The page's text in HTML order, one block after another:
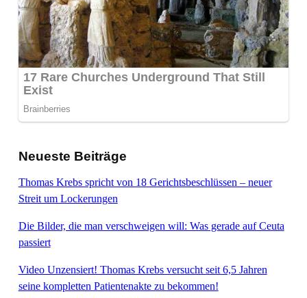
Neueste Beiträge
Thomas Krebs spricht von 18 Gerichtsbeschlüssen – neuer
Streit um Lockerungen
Die Bilder, die man verschweigen will: Was gerade auf Ceuta
passiert
Video Unzensiert! Thomas Krebs versucht seit 6,5 Jahren
seine kompletten Patientenakte zu bekommen!